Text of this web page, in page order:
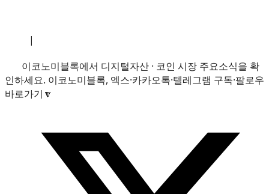
|
이코노미블록에서 디지털자산 · 코인 시장 주요소식을 확
인하세요. 이코노미블록, 엑스·카카오톡·텔레그램 구독·팔로우
바로가기🔽